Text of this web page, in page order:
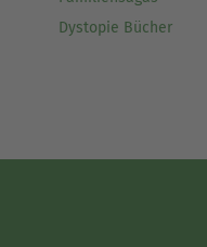
Dystopie Bücher